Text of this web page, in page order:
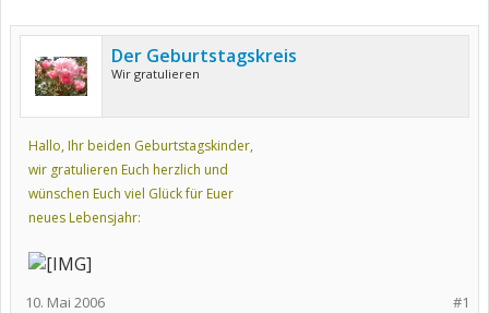
Der Geburtstagskreis
Wir gratulieren
Hallo, Ihr beiden Geburtstagskinder,
wir gratulieren Euch herzlich und
wünschen Euch viel Glück für Euer
neues Lebensjahr:
#1
10. Mai 2006